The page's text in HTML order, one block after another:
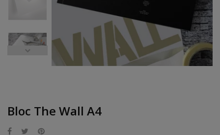
Bloc The Wall A4